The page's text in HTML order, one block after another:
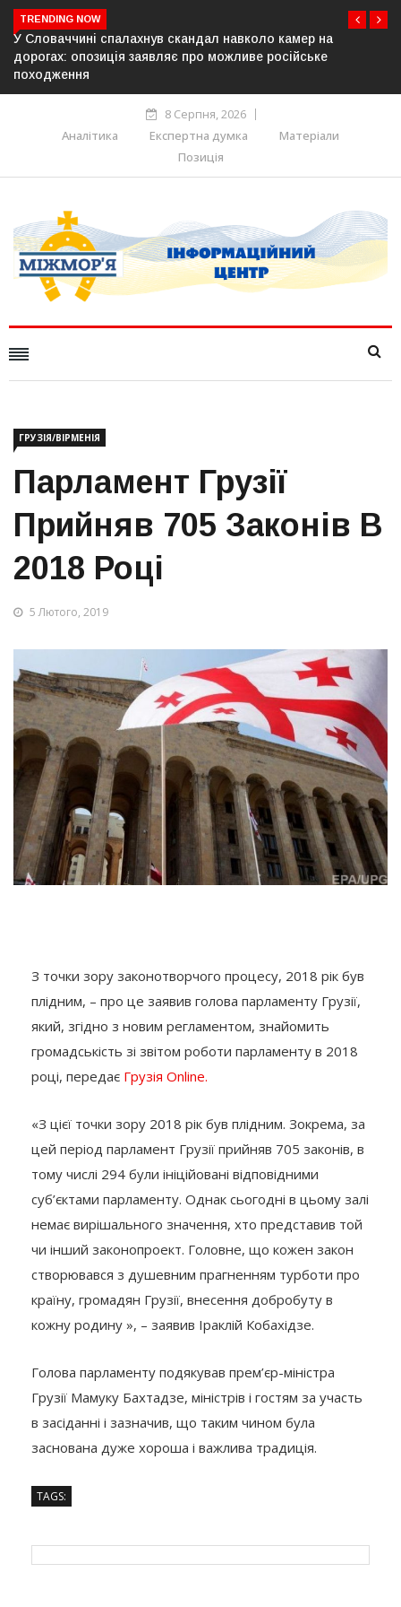
TRENDING NOW
скандал навколо камер на
заявляє про можливе російське
У Молдові
постачання газу
8 Серпня, 2026
Аналітика
Експертна думка
Матеріали
Позиція
ГРУЗІЯ/ВІРМЕНІЯ
Парламент Грузії
Прийняв 705 Законів В
2018 Році
5 Лютого, 2019
З точки зору законотворчого процесу, 2018 рік був
плідним, – про це заявив голова парламенту Грузії,
який, згідно з новим регламентом, знайомить
громадськість зі звітом роботи парламенту в 2018
році, передає Грузія Online.
«З цієї точки зору 2018 рік був плідним. Зокрема, за
цей період парламент Грузії прийняв 705 законів, в
тому числі 294 були ініційовані відповідними
суб’єктами парламенту. Однак сьогодні в цьому залі
немає вирішального значення, хто представив той
чи інший законопроект. Головне, що кожен закон
створювався з душевним прагненням турботи про
країну, громадян Грузії, внесення добробуту в
кожну родину », – заявив Іраклій Кобахідзе.
Голова парламенту подякував прем’єр-міністра
Грузії Мамуку Бахтадзе, міністрів і гостям за участь
в засіданні і зазначив, що таким чином була
заснована дуже хороша і важлива традиція.
TAGS: